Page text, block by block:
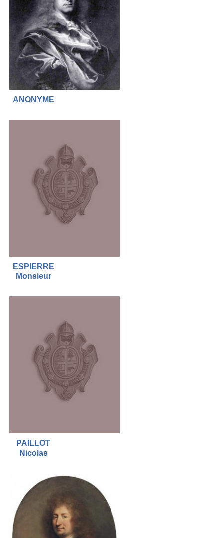
ANONYME
ESPIERRE
Monsieur
PAILLOT
Nicolas